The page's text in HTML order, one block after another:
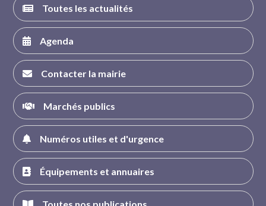
Toutes les actualités
Agenda
Contacter la mairie
Marchés publics
Numéros utiles et d'urgence
Équipements et annuaires